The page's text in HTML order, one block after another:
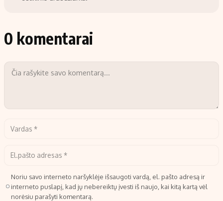
0 komentarai
Noriu savo interneto naršyklėje išsaugoti vardą, el. pašto adresą ir
interneto puslapį, kad jų nebereiktų įvesti iš naujo, kai kitą kartą vėl
norėsiu parašyti komentarą.